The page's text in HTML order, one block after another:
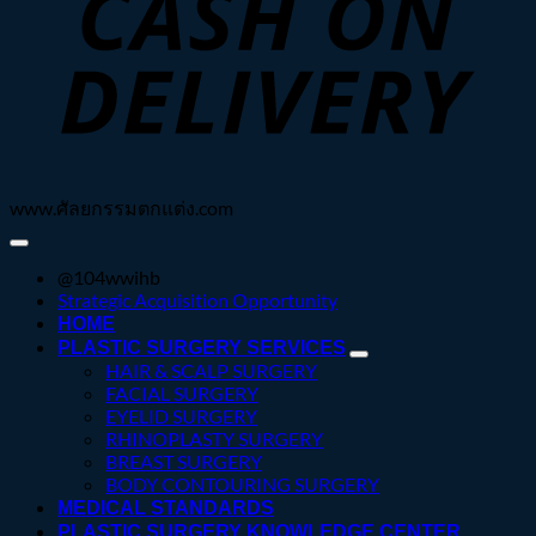
www.ศัลยกรรมตกแต่ง.com
@104wwihb
Strategic Acquisition Opportunity
HOME
PLASTIC SURGERY SERVICES
HAIR & SCALP SURGERY
FACIAL SURGERY
EYELID SURGERY
RHINOPLASTY SURGERY
BREAST SURGERY
BODY CONTOURING SURGERY
MEDICAL STANDARDS